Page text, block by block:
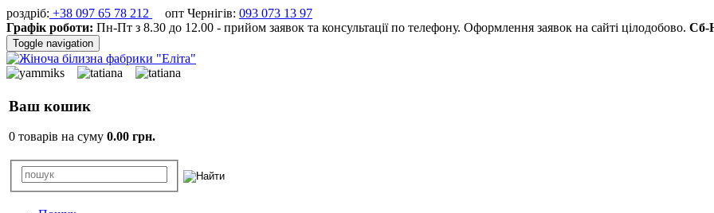
роздріб: +38 097 65 78 212 опт Чернігів: 093 073 13 97
Графік роботи: Пн-Пт з 8.30 до 12.00 - прийом заявок та консультації по телефону. Оформлення заявок на сайті цілодобово. Сб-
Toggle navigation
Ваш кошик
0 товарів на суму 0.00 грн.